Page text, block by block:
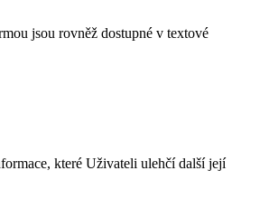
jsou rovněž dostupné v textové
které Uživateli ulehčí další její